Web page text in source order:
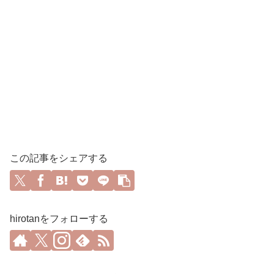
この記事をシェアする
hirotanをフォローする